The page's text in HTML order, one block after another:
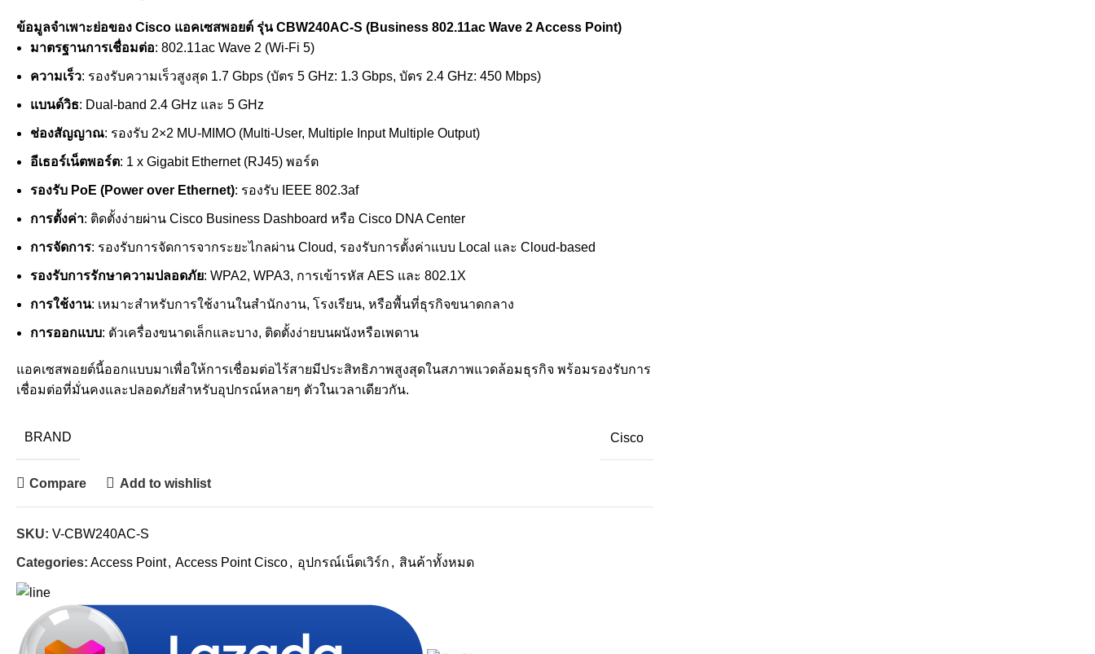
ข้อมูลจำเพาะย่อของ Cisco แอคเซสพอยต์ รุ่น CBW240AC-S (Business 802.11ac Wave 2 Access Point)
มาตรฐานการเชื่อมต่อ: 802.11ac Wave 2 (Wi-Fi 5)
ความเร็ว: รองรับความเร็วสูงสุด 1.7 Gbps (บัตร 5 GHz: 1.3 Gbps, บัตร 2.4 GHz: 450 Mbps)
แบนด์วิธ: Dual-band 2.4 GHz และ 5 GHz
ช่องสัญญาณ: รองรับ 2×2 MU-MIMO (Multi-User, Multiple Input Multiple Output)
อีเธอร์เน็ตพอร์ต: 1 x Gigabit Ethernet (RJ45) พอร์ต
รองรับ PoE (Power over Ethernet): รองรับ IEEE 802.3af
การตั้งค่า: ติดตั้งง่ายผ่าน Cisco Business Dashboard หรือ Cisco DNA Center
การจัดการ: รองรับการจัดการจากระยะไกลผ่าน Cloud, รองรับการตั้งค่าแบบ Local และ Cloud-based
รองรับการรักษาความปลอดภัย: WPA2, WPA3, การเข้ารหัส AES และ 802.1X
การใช้งาน: เหมาะสำหรับการใช้งานในสำนักงาน, โรงเรียน, หรือพื้นที่ธุรกิจขนาดกลาง
การออกแบบ: ตัวเครื่องขนาดเล็กและบาง, ติดตั้งง่ายบนผนังหรือเพดาน
แอคเซสพอยต์นี้ออกแบบมาเพื่อให้การเชื่อมต่อไร้สายมีประสิทธิภาพสูงสุดในสภาพแวดล้อมธุรกิจ พร้อมรองรับการ
เชื่อมต่อที่มั่นคงและปลอดภัยสำหรับอุปกรณ์หลายๆ ตัวในเวลาเดียวกัน.
BRAND Cisco
Compare Add to wishlist
SKU: V-CBW240AC-S
Categories: Access Point, Access Point Cisco, อุปกรณ์เน็ตเวิร์ก , สินค้าทั้งหมด